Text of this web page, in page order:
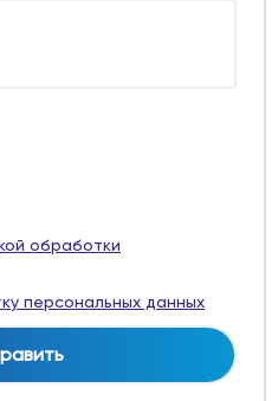
обработки
персональных данных